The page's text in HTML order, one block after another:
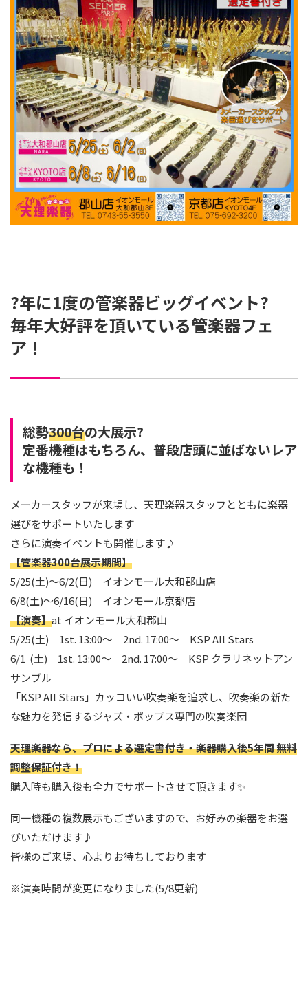
?年に1度の管楽器ビッグイベント?
毎年大好評を頂いている管楽器フェ
ア！
総勢300台の大展示?
定番機種はもちろん、普段店頭に並ばないレア
な機種も！
メーカースタッフが来場し、天理楽器スタッフとともに楽器
選びをサポートいたします
さらに演奏イベントも開催します♪
【管楽器300台展示期間】
5/25(土)～6/2(日) イオンモール大和郡山店
6/8(土)～6/16(日) イオンモール京都店
【演奏】at イオンモール大和郡山
5/25(土) 1st. 13:00～ 2nd. 17:00～ KSP All Stars
6/1 (土) 1st. 13:00～ 2nd. 17:00～ KSP クラリネットアン
サンブル
「KSP All Stars」カッコいい吹奏楽を追求し、吹奏楽の新た
な魅力を発信するジャズ・ポップス専門の吹奏楽団
天理楽器なら、プロによる選定書付き・楽器購入後5年間 無料
調整保証付き！
購入時も購入後も全力でサポートさせて頂きます✨
同一機種の複数展示もございますので、お好みの楽器をお選
びいただけます♪
皆様のご来場、心よりお待ちしております
※演奏時間が変更になりました(5/8更新)